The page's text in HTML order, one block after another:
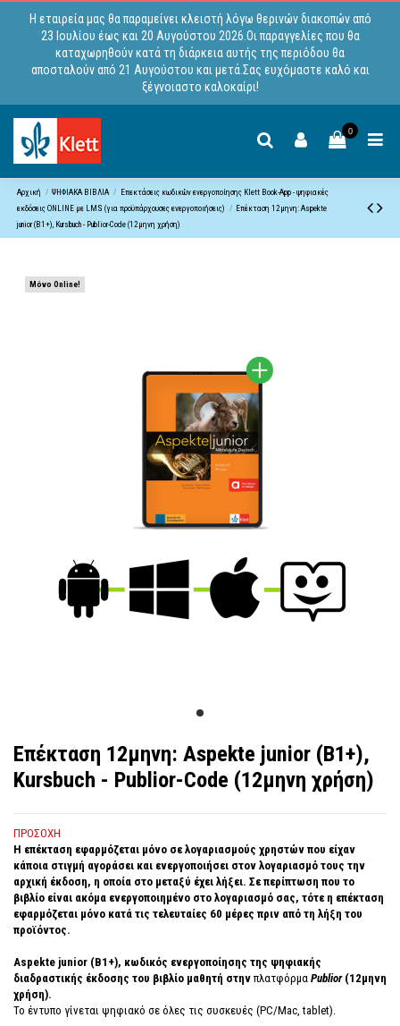
Η εταιρεία μας θα παραμείνει κλειστή λόγω θερινών διακοπών από
23 Ιουλίου έως και 20 Αυγούστου 2026.Οι παραγγελίες που θα
καταχωρηθούν κατά τη διάρκεια αυτής της περιόδου θα
αποσταλούν από 21 Αυγούστου και μετά.Σας ευχόμαστε καλό και
ξέγνοιαστο καλοκαίρι!
0
Αρχική ΨΗΦΙΑΚΑ ΒΙΒΛΙΑ
Επεκτάσεις κωδικών ενεργοποίησης Klett Book-App - ψηφιακές
εκδόσεις ONLINE με LMS (για προϋπάρχουσες ενεργοποιήσεις)
Επέκταση 12μηνη: Aspekte
junior (B1+), Kursbuch - Publior-Code (12μηνη χρήση)
Μόνο Online!
Επέκταση 12μηνη: Aspekte junior (B1+),
Kursbuch - Publior-Code (12μηνη χρήση)
ΠΡΟΣΟΧΗ
Η επέκταση εφαρμόζεται μόνο σε λογαριασμούς χρηστών που είχαν
κάποια στιγμή αγοράσει και ενεργοποιήσει στον λογαριασμό τους την
αρχική έκδοση, η οποία στο μεταξύ έχει λήξει. Σε περίπτωση που το
βιβλίο είναι ακόμα ενεργοποιημένο στο λογαριασμό σας, τότε η επέκταση
εφαρμόζεται μόνο κατά τις τελευταίες 60 μέρες πριν από τη λήξη του
προϊόντος.
Aspekte junior (B1+), κωδικός ενεργοποίησης της ψηφιακής
διαδραστικής έκδοσης του βιβλίο μαθητή στην πλατφόρμα Publior(12μηνη
χρήση).
Το έντυπο γίνεται ψηφιακό σε όλες τις συσκευές (PC/Mac, tablet).